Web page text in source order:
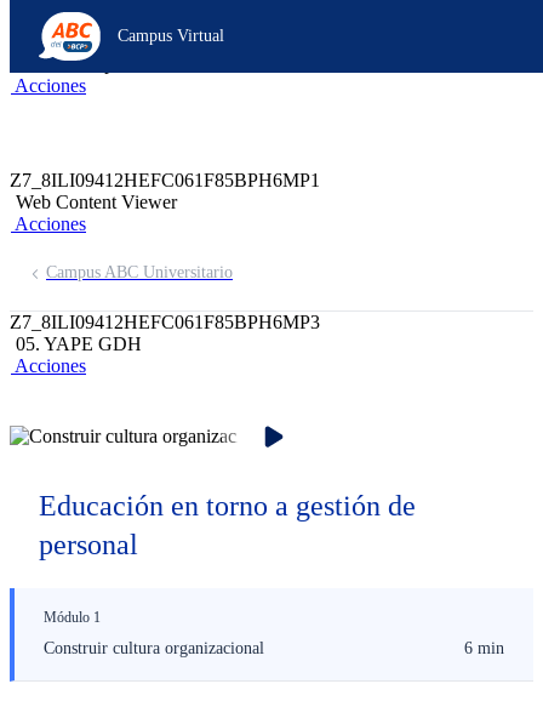
Z6_8ILI09412HEFC061F85BPH6M96
Z7_8ILI09412HEFC061F85BPH6MP2
header-campus-virtual-abc
Acciones
Campus Virtual
Z7_8ILI09412HEFC061F85BPH6MP1
Web Content Viewer
Acciones
Campus ABC Universitario
Z7_8ILI09412HEFC061F85BPH6MP3
05. YAPE GDH
Acciones
Educación en torno a gestión de
personal
Módulo 1
Construir cultura organizacional 6 min